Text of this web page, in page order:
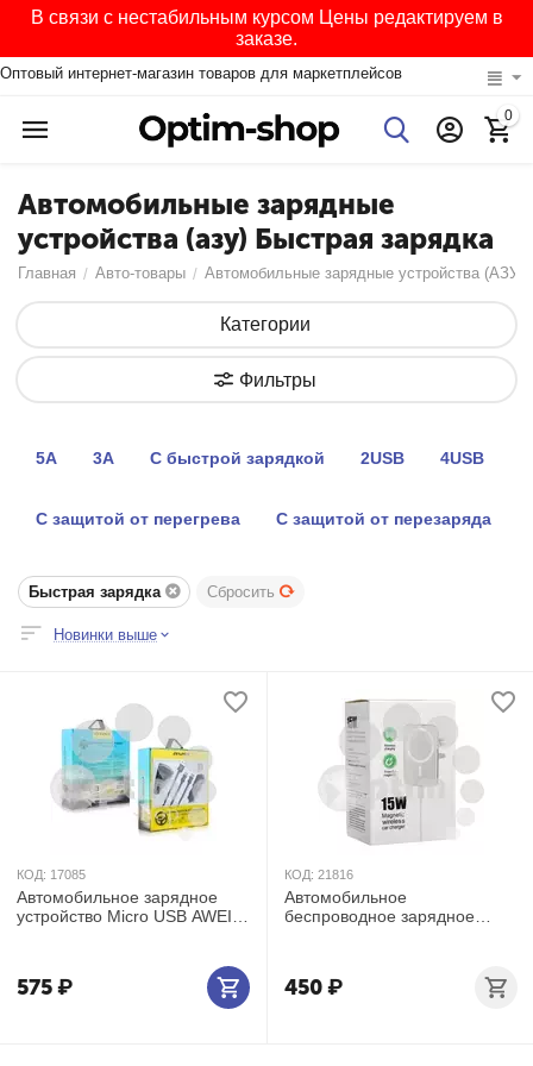
В связи с нестабильным курсом Цены редактируем в
заказе.
Оптовый интернет-магазин товаров для маркетплейсов
0
Автомобильные зарядные
устройства (азу) Быстрая зарядка
Главная / Авто-товары / Автомобильные зарядные устройства (АЗУ)
Категории
Фильтры
5А 3А С быстрой зарядкой 2USB 4USB
С защитой от перегрева С защитой от перезаряда
Быстрая зарядка Сбросить
Новинки выше
КОД: 17085
Автомобильное зарядное
устройство Micro USB AWEI
575₽
КОД: 21816
Автомобильное
беспроводное зарядное
450₽